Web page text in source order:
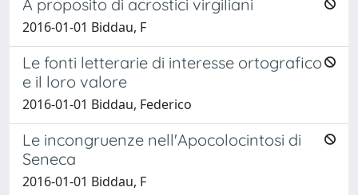
A proposito di acrostici virgiliani
2016-01-01 Biddau, F
Le fonti letterarie di interesse ortografico
e il loro valore
2016-01-01 Biddau, Federico
Le incongruenze nell'Apocolocintosi di
Seneca
2016-01-01 Biddau, F